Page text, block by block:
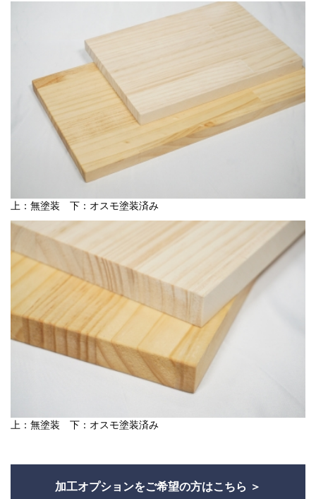
上：無塗装 下：オスモ塗装済み
上：無塗装 下：オスモ塗装済み
加工オプションをご希望の方はこちら